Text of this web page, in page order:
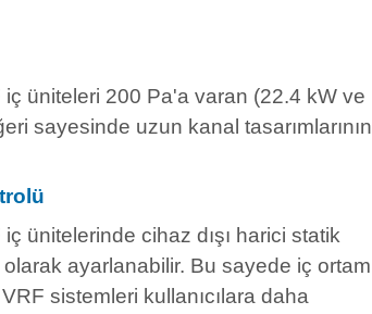
üniteleri 200 Pa'a varan (22.4 kW ve
sayesinde uzun kanal tasarımlarının
ünitelerinde cihaz dışı harici statik
ayarlanabilir. Bu sayede iç ortam
sistemleri kullanıcılara daha